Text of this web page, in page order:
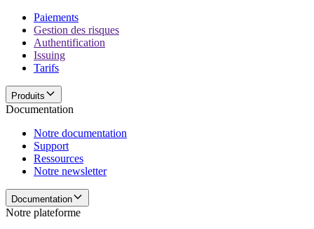
Paiements
Gestion des risques
Authentification
Issuing
Tarifs
Produits
Documentation
Notre documentation
Support
Ressources
Notre newsletter
Documentation
Notre plateforme